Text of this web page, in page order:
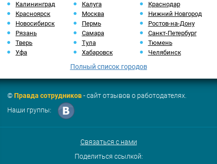
Калининград
Калуга
Краснодар
Красноярск
Москва
Нижний Новгород
Новосибирск
Пермь
Ростов-на-Дону
Рязань
Самара
Санкт-Петербург
Тверь
Тула
Тюмень
Уфа
Хабаровск Челябинск
Полный список городов
©Правда сотрудников- сайт отзывов о работодателях.
Наши группы:
Связаться с нами
Поделиться ссылкой: